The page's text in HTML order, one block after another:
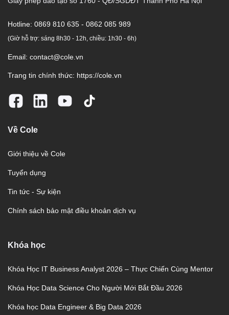
Hotline: 0869 810 635 - 0862 085 989
(Giờ hỗ trợ: sáng 8h30 - 12h, chiều: 1h30 - 6h)
Email: contact@cole.vn
Trang tin chính thức: https://cole.vn
Về Cole
Giới thiệu về Cole
Tuyển dụng
Tin tức - Sự kiện
Chính sách bảo mật điều khoản dịch vụ
Khóa học
Khóa Học IT Business Analyst 2026 – Thực Chiến Cùng Mentor
Khóa Học Data Science Cho Người Mới Bắt Đầu 2026
Khóa học Data Engineer & Big Data 2026